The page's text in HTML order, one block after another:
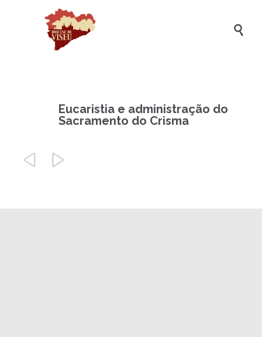

Eucaristia e administração do
Sacramento do Crisma
 